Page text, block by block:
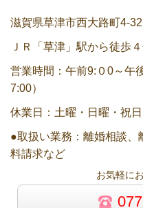
滋賀県草津市西大路町4-
ＪＲ「草津」駅から徒歩
営業時間：午前9:０0～午
7:00）
休業日：土曜・日曜・祝日
●取扱い業務：離婚相談、
料請求など
お気軽に